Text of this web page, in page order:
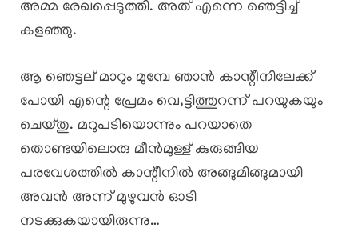
അമ്മ രേഖപ്പെടുത്തി. അത് എന്നെ ഞെട്ടിച്ച്
കളഞ്ഞു.
ആ ഞെട്ടല് മാറും മുമ്പേ ഞാൻ കാന്റീനിലേക്ക്
പോയി എന്റെ പ്രേമം വെ,ട്ടിത്തുറന്ന് പറയുകയും
ചെയ്തു. മറുപടിയൊന്നും പറയാതെ
തൊണ്ടയിലൊരു മീൻമുള്ള് കുരുങ്ങിയ
പരവേശത്തിൽ കാന്റീനിൽ അങ്ങുമിങ്ങുമായി
അവൻ അന്ന് മുഴുവൻ ഓടി
നടക്കുകയായിരുന്നു…